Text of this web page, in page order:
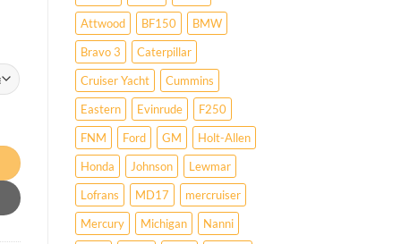
Attwood
BF150
BMW
Bravo 3
Caterpillar
Cruiser Yacht
Cummins
Eastern
Evinrude
F250
FNM
Ford GM
Holt-Allen
Honda
Johnson
Lewmar
Lofrans
MD17
mercruiser
Mercury
Michigan
Nanni